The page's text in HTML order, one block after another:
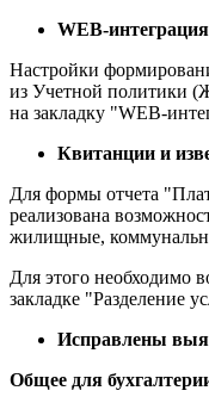
WEB-интеграция
Настройки
из Учетной политики
на закладку "WEB-
Квитанции и
Для формы отчета
реализована
жилищные,
Для этого необходимо
закладке "Разделение
Исправлены
Общее для